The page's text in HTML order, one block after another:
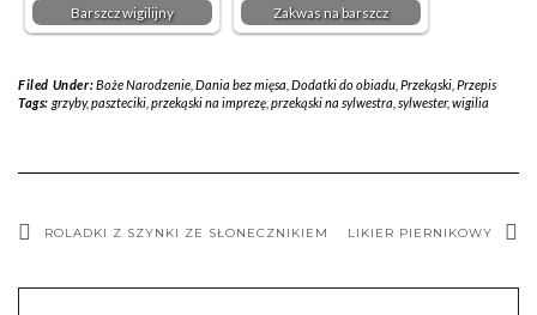
Barszcz wigilijny Zakwas na barszcz
Filed Under:Boże Narodzenie, Dania bez mięsa Dodatki do obiadu, Przekąski, Przepis
Tags: grzyby,paszteciki, przekąski na imprezę, przekąski na sylwestra sylwester, wigilia
ROLADKI Z SZYNKI ZE SŁONECZNIKIEM LIKIER PIERNIKOWY